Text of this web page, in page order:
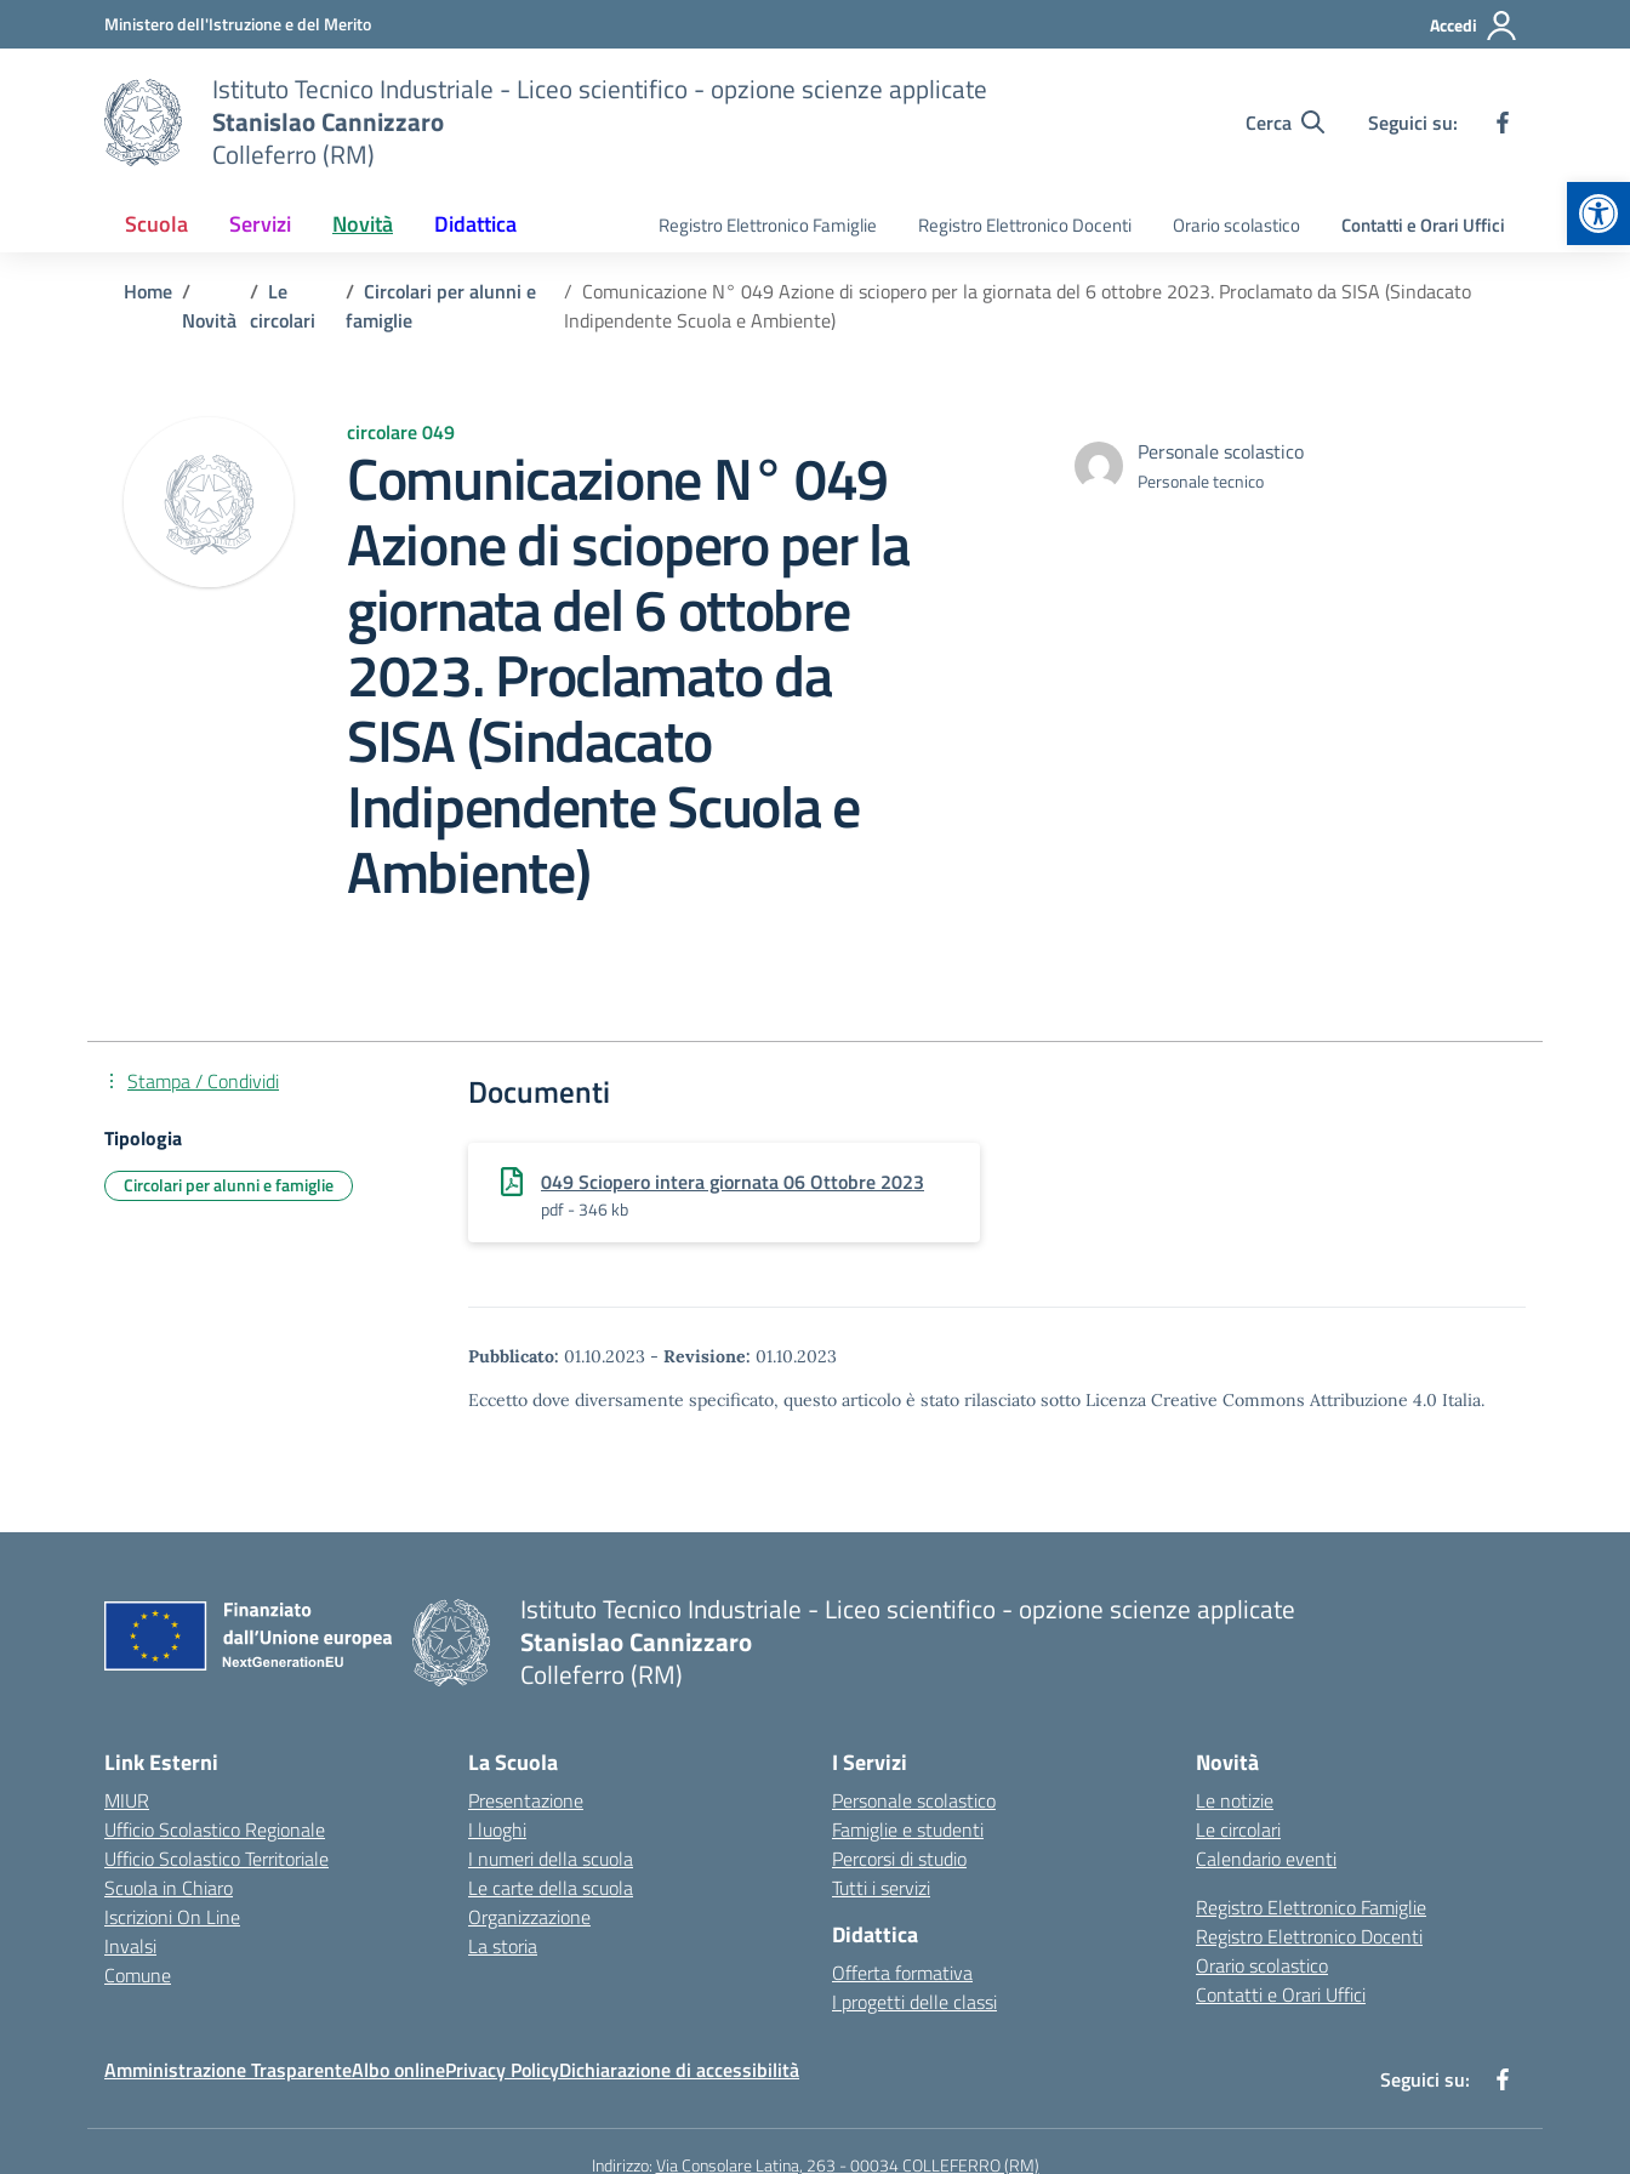
Vai ai contenuti
Vai al menu di navigazioneMinistero dell'Istruzione e del Merito Accedi
Istituto Tecnico Industriale - Liceo scientifico - opzione scienze applicate
Stanislao Cannizzaro
Colleferro (RM)
Cerca Seguici su:
Scuola Servizi Novità Didattica Registro Elettronico Famiglie Registro Elettronico Docenti Orario scolastico Contatti e Orari Uffici
Home
Novità
Le
circolari
Circolari per alunni e
famiglie
Comunicazione N° 049 Azione di sciopero per la giornata del 6 ottobre 2023. Proclamato da SISA (Sindacato
Indipendente Scuola e Ambiente)
circolare 049
Comunicazione N° 049
Azione di sciopero per la
giornata del 6 ottobre
2023. Proclamato da
SISA (Sindacato
Indipendente Scuola e
Ambiente)
Personale scolastico
Personale tecnico
Documenti
049 Sciopero intera giornata 06 Ottobre 2023
pdf - 346 kb
Pubblicato: 01.10.2023 - Revisione: 01.10.2023
Eccetto dove diversamente specificato, questo articolo è stato rilasciato sotto Licenza Creative Commons Attribuzione 4.0 Italia.
Stampa / Condividi
Tipologia
Circolari per alunni e famiglie
Istituto Tecnico Industriale - Liceo scientifico - opzione scienze applicate
Stanislao Cannizzaro
Colleferro (RM)
Link Esterni
MIUR
Ufficio Scolastico Regionale
Ufficio Scolastico Territoriale
Scuola in Chiaro
Iscrizioni On Line
Invalsi
Comune
La Scuola
Presentazione
I luoghi
I numeri della scuola
Le carte della scuola
Organizzazione
La storia
I Servizi
Personale scolastico
Famiglie e studenti
Percorsi di studio
Tutti i servizi
Didattica
Offerta formativa
I progetti delle classi
Novità
Le notizie
Le circolari
Calendario eventi
Registro Elettronico Famiglie
Registro Elettronico Docenti
Orario scolastico
Contatti e Orari Uffici
Amministrazione TrasparenteAlbo onlinePrivacy PolicyDichiarazione di accessibilità Seguici su:
Indirizzo:Via Consolare Latina, 263 - 00034 COLLEFERRO (RM)